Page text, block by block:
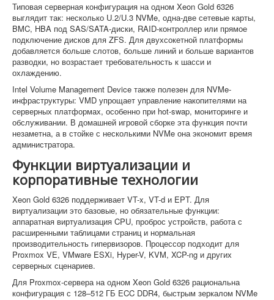
Типовая серверная конфигурация на одном Xeon Gold 6326
выглядит так: несколько U.2/U.3 NVMe, одна-две сетевые карты,
BMC, HBA под SAS/SATA-диски, RAID-контроллер или прямое
подключение дисков для ZFS. Для двухсокетной платформы
добавляется больше слотов, больше линий и больше вариантов
разводки, но возрастает требовательность к шасси и
охлаждению.
Intel Volume Management Device также полезен для NVMe-
инфраструктуры: VMD упрощает управление накопителями на
серверных платформах, особенно при hot-swap, мониторинге и
обслуживании. В домашней игровой сборке эта функция почти
незаметна, а в стойке с несколькими NVMe она экономит время
администратора.
Функции виртуализации и
корпоративные технологии
Xeon Gold 6326 поддерживает VT-x, VT-d и EPT. Для
виртуализации это базовые, но обязательные функции:
аппаратная виртуализация CPU, проброс устройств, работа с
расширенными таблицами страниц и нормальная
производительность гипервизоров. Процессор подходит для
Proxmox VE, VMware ESXi, Hyper-V, KVM, XCP-ng и других
серверных сценариев.
Для Proxmox-сервера на одном Xeon Gold 6326 рациональна
конфигурация с 128–512 ГБ ECC DDR4, быстрым зеркалом NVMe